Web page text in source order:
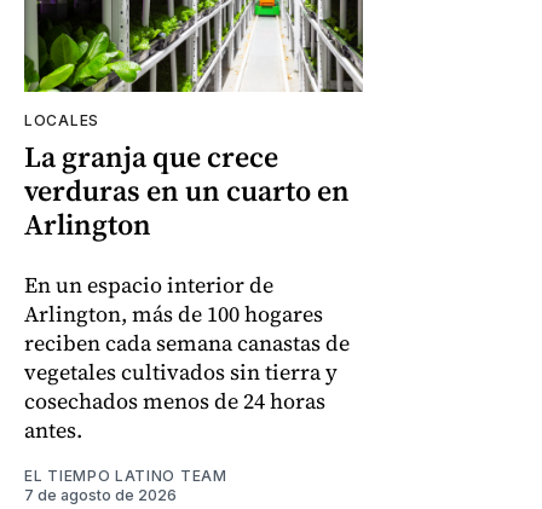
LOCALES
La granja que crece
verduras en un cuarto en
Arlington
En un espacio interior de
Arlington, más de 100 hogares
reciben cada semana canastas de
vegetales cultivados sin tierra y
cosechados menos de 24 horas
antes.
EL TIEMPO LATINO TEAM
7 de agosto de 2026